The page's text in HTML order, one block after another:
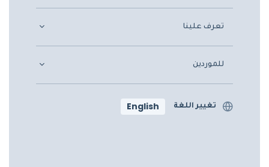
تعرف علينا
للموردين
تغيير اللغة English